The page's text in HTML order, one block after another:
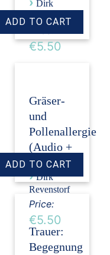
Dirk
Revenstorf
€5.50
Gräser-
und
Pollenallergie
(Audio +
Transkript)
› Dirk
Revenstorf
Price:
€5.50
Trauer:
Begegnung